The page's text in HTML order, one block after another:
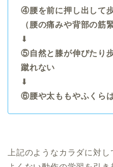
④腰を前に押し出して
（腰の痛みや背部の筋
⬇︎
⑤自然と膝が伸びたり
蹴れない
⬇︎
⑥腰や太ももやふくら
上記のようなカラダに対し